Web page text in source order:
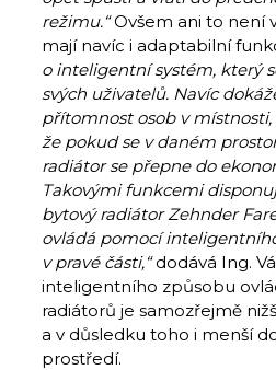
režimu.“Ovšem ani to není
mají navíc i adaptabilní
o inteligentní systém, který
svých uživatelů. Navíc
přítomnost osob v
že pokud se v daném
radiátor se přepne do
Takovými funkcemi
bytový radiátor Zehnder
ovládá pomocí
v pravé části,“dodává Ing.
inteligentního způsobu
radiátorů je samozřejmě
a v důsledku toho i menší
prostředí.